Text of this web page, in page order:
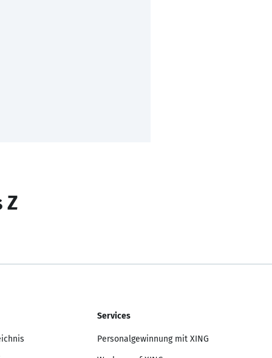
Z
Services
Personalgewinnung mit XING